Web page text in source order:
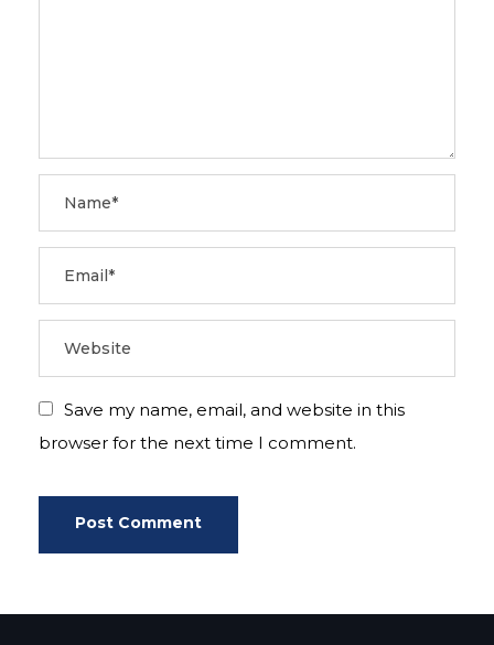
Save my name, email, and website in this
browser for the next time I comment.